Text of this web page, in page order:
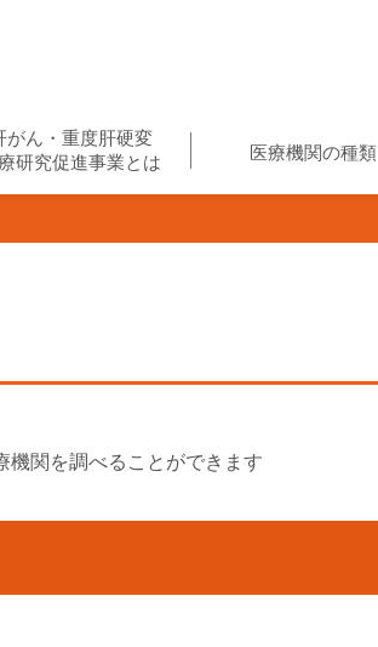
がん・重度肝硬変
研究促進事業とは
医療機関の種類
機関を調べることができます